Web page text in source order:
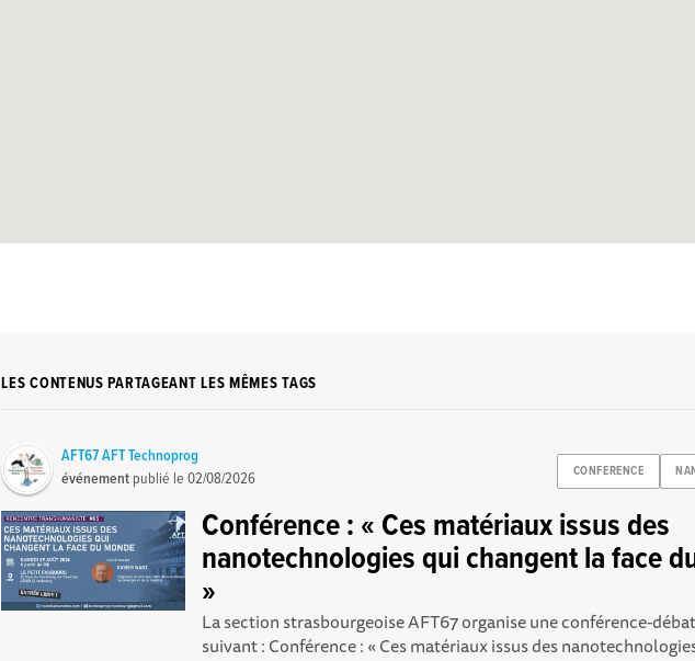
LES CONTENUS PARTAGEANT LES MÊMES TAGS
CONFERENCE
AFT67 AFT Technoprog
événement publié le02/08/2026
Conférence : « Ces matériaux issus des
nanotechnologies qui changent la face
»
La section strasbourgeoise AFT67 organise une conférence-
suivant : Conférence : « Ces matériaux issus des